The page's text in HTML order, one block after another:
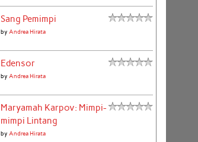
Sang Pemimpi
by Andrea Hirata
Edensor
by Andrea Hirata
Maryamah Karpov: Mimpi-
mimpi Lintang
by Andrea Hirata